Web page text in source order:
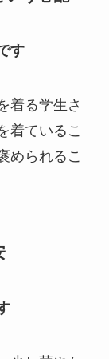
す
着る学生さ
着ているこ
められるこ